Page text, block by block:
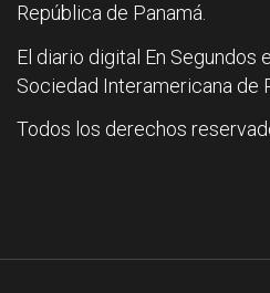
República de Panamá.
El diario digital En Segundos
Sociedad Interamericana de
Todos los derechos